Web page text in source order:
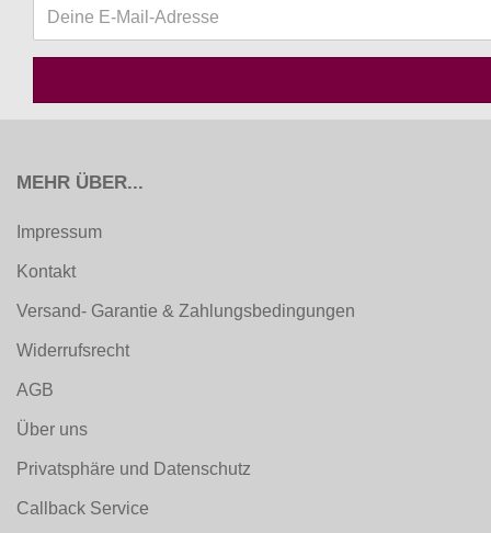
MEHR ÜBER...
Impressum
Kontakt
Versand- Garantie & Zahlungsbedingungen
Widerrufsrecht
AGB
Über uns
Privatsphäre und Datenschutz
Callback Service